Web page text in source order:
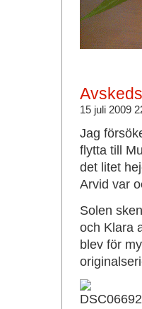
15 juli 2009
Jag
flytta till
det litet
Arvid var
Solen
och Klara
blev för